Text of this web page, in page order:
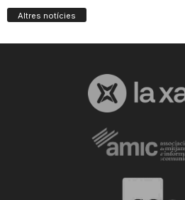
Altres notícies